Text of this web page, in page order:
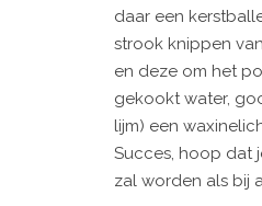
daar een
strook knippen
en deze om het
gekookt water,
lijm) een
Succes, hoop dat
zal worden als bij